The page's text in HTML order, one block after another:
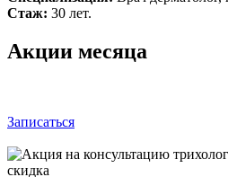
Стаж: 30 лет.
Акции месяца
Записаться